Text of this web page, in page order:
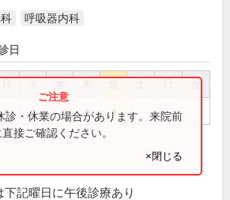
呼吸器内科
日
祝
● ● ● ●
診・休業の場合があります。来院前
接ご確認ください。
×閉じる
下記曜日に午後診療あり